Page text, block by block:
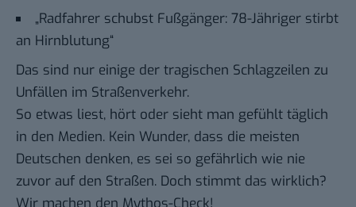
„Radfahrer schubst Fußgänger: 78-Jähriger stirbt
an Hirnblutung“
Das sind nur einige der tragischen Schlagzeilen zu
Unfällen im Straßenverkehr.
So etwas liest, hört oder sieht man gefühlt täglich
in den Medien. Kein Wunder, dass die meisten
Deutschen denken, es sei so gefährlich wie nie
zuvor auf den Straßen. Doch stimmt das wirklich?